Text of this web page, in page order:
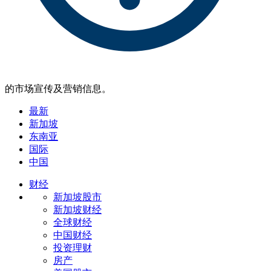
的市场宣传及营销信息。
最新
新加坡
东南亚
国际
中国
财经
新加坡股市
新加坡财经
全球财经
中国财经
投资理财
房产